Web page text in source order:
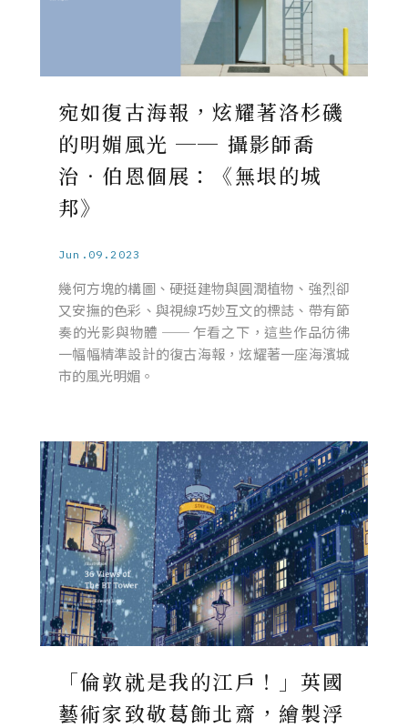
宛如復古海報，炫耀著洛杉磯
的明媚風光 ── 攝影師喬
治．伯恩個展：《無垠的城
邦》
Jun.09.2023
幾何方塊的構圖、硬挺建物與圓潤植物、強烈卻
又安撫的色彩、與視線巧妙互文的標誌、帶有節
奏的光影與物體 ── 乍看之下，這些作品彷彿
一幅幅精準設計的復古海報，炫耀著一座海濱城
市的風光明媚。
「倫敦就是我的江戶！」英國
藝術家致敬葛飾北齋，繪製浮